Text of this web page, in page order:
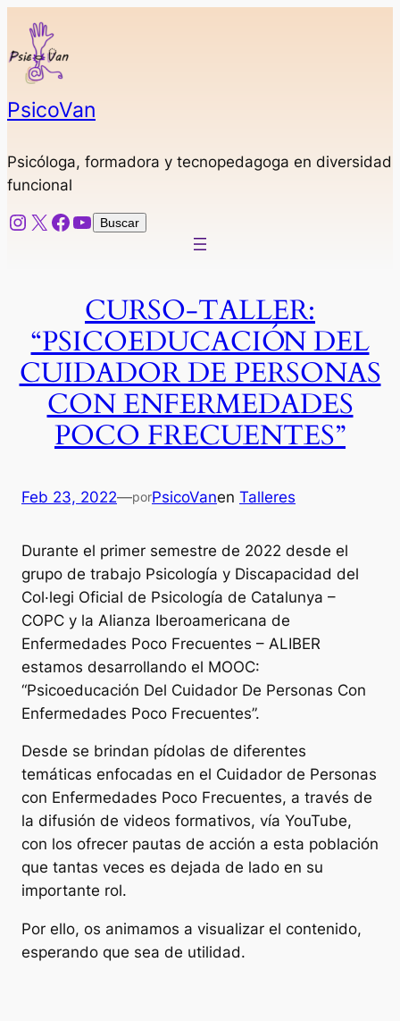
Saltar
contenido
PsicoVan
Psicóloga, formadora y tecnopedagoga en diversidad
funcional
Instagram
X Facebook
YouTube
Buscar
Buscar
CURSO-TALLER:
“PSICOEDUCACIÓN DEL
CUIDADOR DE PERSONAS
CON ENFERMEDADES
POCO FRECUENTES”
Feb 23, 2022—porPsicoVanen Talleres
Durante el primer semestre de 2022 desde el
grupo de trabajo Psicología y Discapacidad del
Col·legi Oficial de Psicología de Catalunya –
COPC y la Alianza Iberoamericana de
Enfermedades Poco Frecuentes – ALIBER
estamos desarrollando el MOOC:
“Psicoeducación Del Cuidador De Personas Con
Enfermedades Poco Frecuentes”.
Desde se brindan pídolas de diferentes
temáticas enfocadas en el Cuidador de Personas
con Enfermedades Poco Frecuentes, a través de
la difusión de videos formativos, vía YouTube,
con los ofrecer pautas de acción a esta población
que tantas veces es dejada de lado en su
importante rol.
Por ello, os animamos a visualizar el contenido,
esperando que sea de utilidad.